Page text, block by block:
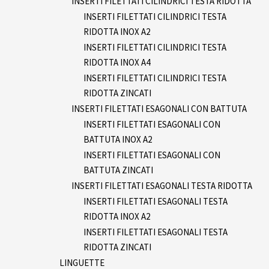
INSERTI FILETTATI CILINDRICI TESTA
RIDOTTA INOX A2
INSERTI FILETTATI CILINDRICI TESTA
RIDOTTA INOX A4
INSERTI FILETTATI CILINDRICI TESTA
RIDOTTA ZINCATI
INSERTI FILETTATI ESAGONALI CON BATTUTA
INSERTI FILETTATI ESAGONALI CON
BATTUTA INOX A2
INSERTI FILETTATI ESAGONALI CON
BATTUTA ZINCATI
INSERTI FILETTATI ESAGONALI TESTA RIDOTTA
INSERTI FILETTATI ESAGONALI TESTA
RIDOTTA INOX A2
INSERTI FILETTATI ESAGONALI TESTA
RIDOTTA ZINCATI
LINGUETTE